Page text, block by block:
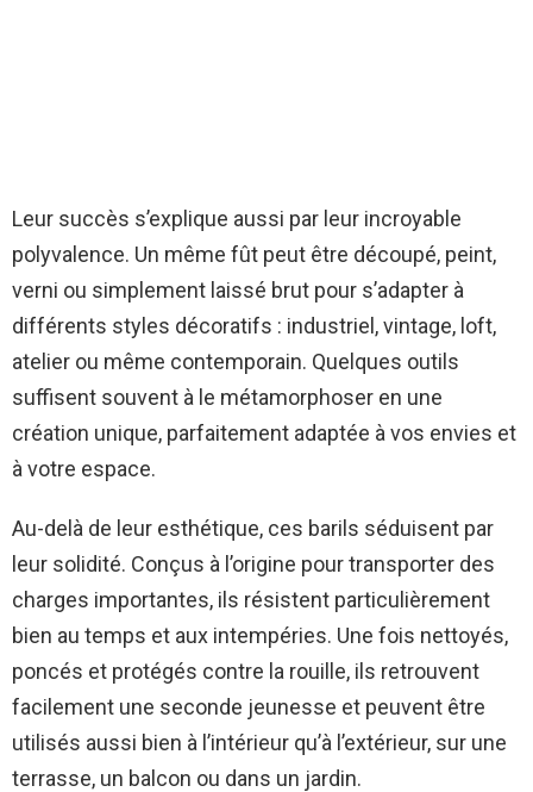
Leur succès s’explique aussi par leur incroyable
polyvalence. Un même fût peut être découpé, peint,
verni ou simplement laissé brut pour s’adapter à
différents styles décoratifs : industriel, vintage, loft,
atelier ou même contemporain. Quelques outils
suffisent souvent à le métamorphoser en une
création unique, parfaitement adaptée à vos envies et
à votre espace.
Au-delà de leur esthétique, ces barils séduisent par
leur solidité. Conçus à l’origine pour transporter des
charges importantes, ils résistent particulièrement
bien au temps et aux intempéries. Une fois nettoyés,
poncés et protégés contre la rouille, ils retrouvent
facilement une seconde jeunesse et peuvent être
utilisés aussi bien à l’intérieur qu’à l’extérieur, sur une
terrasse, un balcon ou dans un jardin.